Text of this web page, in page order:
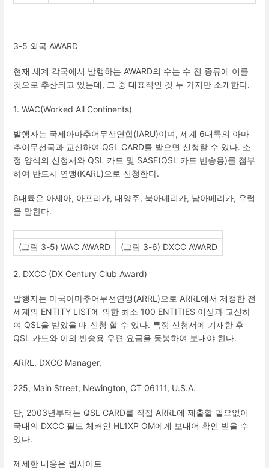
3-5 외국 AWARD
현재 세계 각국에서 발행하는 AWARD의 수는 수 천 종류에 이를
것으로 추산되고 있는데, 그 중 대표적인 것 두 가지만 소개한다.
1. WAC(Worked All Continents)
발행자는 국제아마추어무선연합(IARU)이며, 세계 6대륙의 아마
추어무선국과 교신하여 QSL CARD를 받으면 신청할 수 있다. 소
정 양식의 신청서와 QSL 카드 및 SASE(QSL 카드 반송용)를 첨부
하여 반드시 연맹(KARL)으로 신청한다.
6대륙은 아세아, 아프리카, 대양주, 북아메리카, 남아메리카, 유럽
을 말한다.
(그림 3-5) WAC AWARD (그림 3-6) DXCC AWARD
2. DXCC (DX Century Club Award)
발행자는 미국아마추어무선연맹(ARRL)으로 ARRL 에서 제정한 전
세계의 ENTITY LIST에 의한 최소 100 ENTITIES 이상과 교신하
여 QSL 을 받았을 때 신청 할 수 있다. 특정 신청서에 기재한 후
QSL 카드와 이의 반송용 우편 요금을 동봉하여 보내야 한다.
ARRL, DXCC Manager,
225, Main Street, Newington, CT 06111, U.S.A.
단, 2003년부터는 QSL CARD를 직접 ARRL 에 제출할 필요없이
국내의 DXCC 필드 체커인 HL1XP OM에게 보내어 확인 받을 수
있다.
제세한 내용은 웹사이트